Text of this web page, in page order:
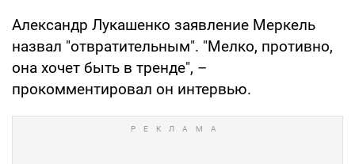
Александр Лукашенко заявление Меркель
назвал "отвратительным". "Мелко, противно,
она хочет быть в тренде", –
прокомментировал он интервью.